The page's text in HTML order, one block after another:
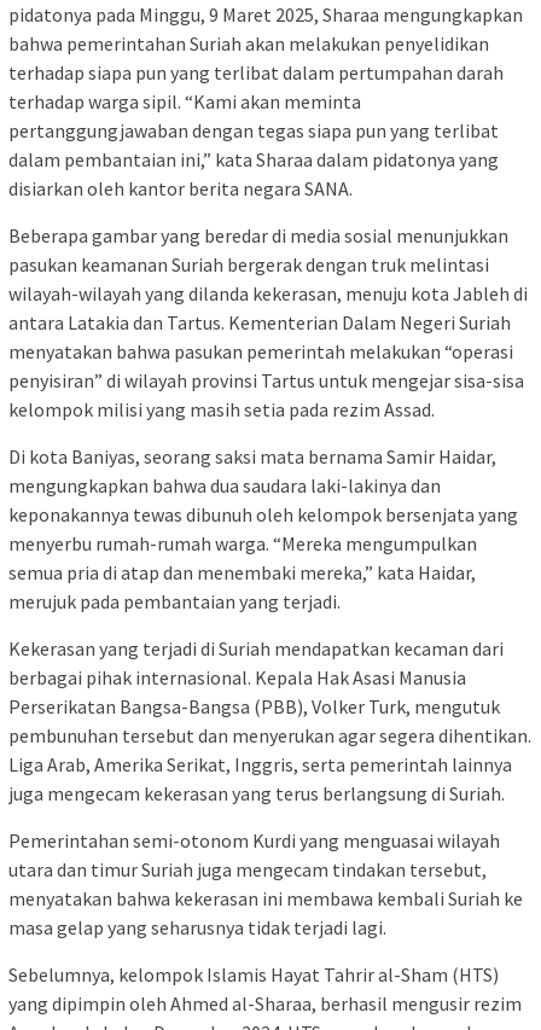
pidatonya pada Minggu, 9 Maret 2025, Sharaa mengungkapkan
bahwa pemerintahan Suriah akan melakukan penyelidikan
terhadap siapa pun yang terlibat dalam pertumpahan darah
terhadap warga sipil. “Kami akan meminta
pertanggungjawaban dengan tegas siapa pun yang terlibat
dalam pembantaian ini,” kata Sharaa dalam pidatonya yang
disiarkan oleh kantor berita negara SANA.
Beberapa gambar yang beredar di media sosial menunjukkan
pasukan keamanan Suriah bergerak dengan truk melintasi
wilayah-wilayah yang dilanda kekerasan, menuju kota Jableh di
antara Latakia dan Tartus. Kementerian Dalam Negeri Suriah
menyatakan bahwa pasukan pemerintah melakukan “operasi
penyisiran” di wilayah provinsi Tartus untuk mengejar sisa-sisa
kelompok milisi yang masih setia pada rezim Assad.
Di kota Baniyas, seorang saksi mata bernama Samir Haidar,
mengungkapkan bahwa dua saudara laki-lakinya dan
keponakannya tewas dibunuh oleh kelompok bersenjata yang
menyerbu rumah-rumah warga. “Mereka mengumpulkan
semua pria di atap dan menembaki mereka,” kata Haidar,
merujuk pada pembantaian yang terjadi.
Kekerasan yang terjadi di Suriah mendapatkan kecaman dari
berbagai pihak internasional. Kepala Hak Asasi Manusia
Perserikatan Bangsa-Bangsa (PBB), Volker Turk, mengutuk
pembunuhan tersebut dan menyerukan agar segera dihentikan.
Liga Arab, Amerika Serikat, Inggris, serta pemerintah lainnya
juga mengecam kekerasan yang terus berlangsung di Suriah.
Pemerintahan semi-otonom Kurdi yang menguasai wilayah
utara dan timur Suriah juga mengecam tindakan tersebut,
menyatakan bahwa kekerasan ini membawa kembali Suriah ke
masa gelap yang seharusnya tidak terjadi lagi.
Sebelumnya, kelompok Islamis Hayat Tahrir al-Sham (HTS)
yang dipimpin oleh Ahmed al-Sharaa, berhasil mengusir rezim